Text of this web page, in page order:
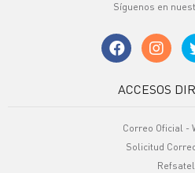
Síguenos en
ACCESOS
Correo Oficial -
Solicitud
Refsatel